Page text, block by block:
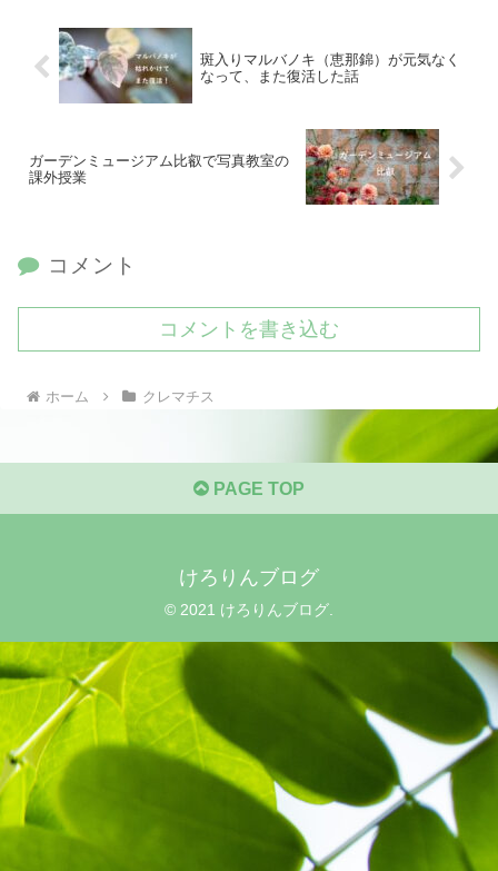
斑入りマルバノキ（恵那錦）が元気なく
なって、また復活した話
ガーデンミュージアム比叡で写真教室の
課外授業
コメント
コメントを書き込む
ホーム クレマチス
PAGE TOP
けろりんブログ
© 2021 けろりんブログ.